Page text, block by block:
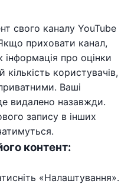
свого каналу YouTube
приховати канал,
інформація про оцінки
користувачів,
Ваші
видалено назавжди.
запису в інших
контент:
«Налаштування».